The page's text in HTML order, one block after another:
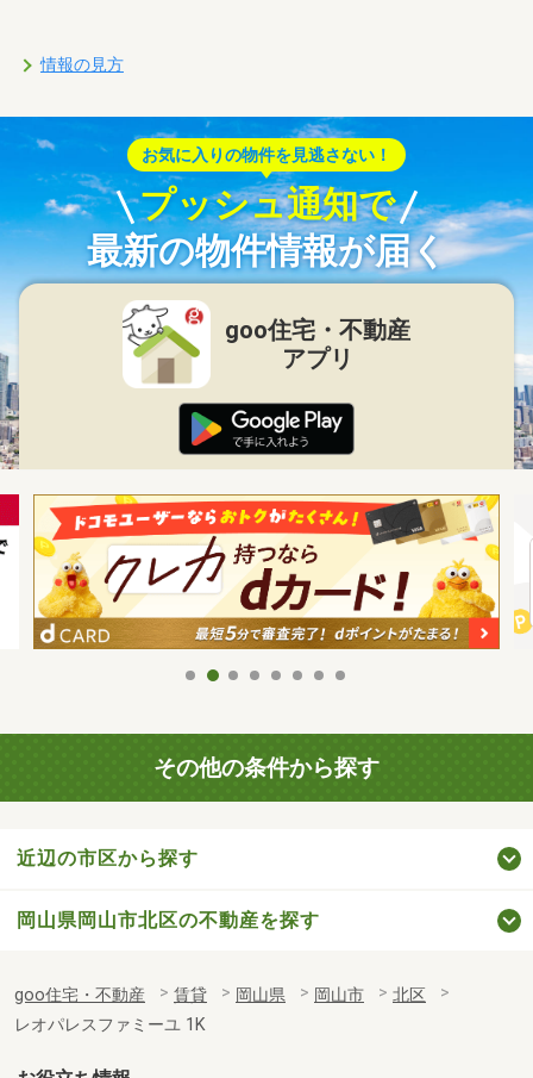
情報の見方
お気に入りの物件を見逃さない！
プッシュ通知で
最新の物件情報が届く
goo住宅・不動産
アプリ
その他の条件から探す
近辺の市区から探す
岡山県岡山市北区の不動産を探す
goo住宅・不動産 賃貸 岡山県 岡山市
北区
レオパレスファミーユ 1K